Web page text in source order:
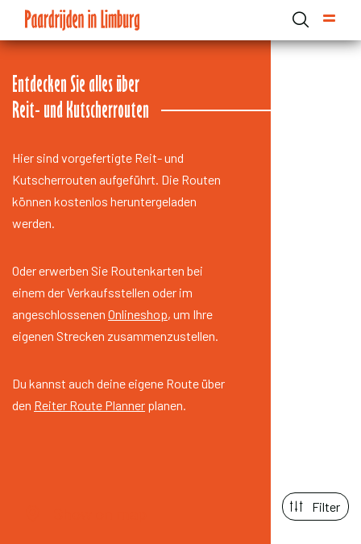
main
content
Entdecken Sie alles über
Reit- und Kutscherrouten
Hier sind vorgefertigte Reit- und
Kutscherrouten aufgeführt. Die Routen
können kostenlos heruntergeladen
werden.
Oder erwerben Sie Routenkarten bei
einem der Verkaufsstellen oder im
angeschlossenen Onlineshop, um Ihre
eigenen Strecken zusammenzustellen.
Du kannst auch deine eigene Route über
den Reiter Route Planner planen.
Filter